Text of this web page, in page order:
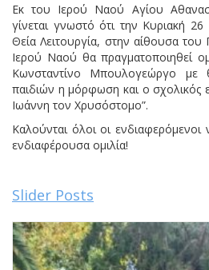
Εκ του Ιερού Ναού Αγίου
γίνεται γνωστό ότι την Κυριακή
Θεία Λειτουργία, στην αίθουσα
Ιερού Ναού θα πραγματοποιηθεί
Κωνσταντίνο Μπουλογεώργο με
παιδιών η μόρφωση και ο σχολικός
Ιωάννη τον Χρυσόστομο”.
Καλούνται όλοι οι
ενδιαφέρουσα ομιλία!
Slider Posts